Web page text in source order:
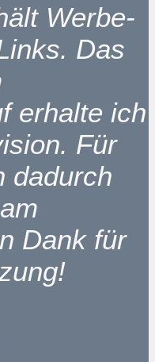
Werbe-
Das
erhalte ich
Für
dadurch
Dank für